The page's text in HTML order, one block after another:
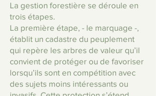
La gestion forestière se déroule en
trois étapes.
La première étape, - le marquage -,
établit un cadastre du peuplement
qui repère les arbres de valeur qu’il
convient de protéger ou de favoriser
lorsqu’ils sont en compétition avec
des sujets moins intéressants ou